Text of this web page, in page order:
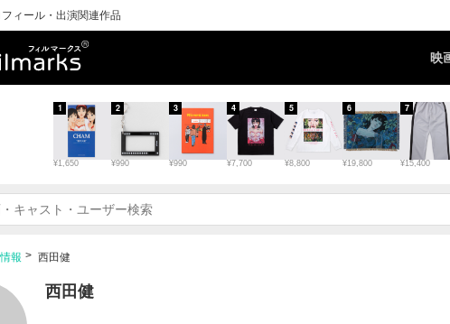
ィール・出演関連作品
映
¥1,650
1
¥990
2
¥990
3
¥7,700
4
¥8,800
5
¥19,800
6
¥15,400
7
報 西田健
西田健